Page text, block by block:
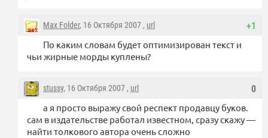
+1
Max Folder, 16 Октября 2007 , url
По каким словам будет оптимизирован текст и
чьи жирные морды куплены?
0
stussy, 16 Октября 2007 , url
а я просто выражу свой респект продавцу буков.
сам в издательстве работал известном, сразу скажу —
найти толкового автора очень сложно